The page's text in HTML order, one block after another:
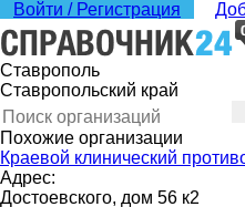
Войти / Регистрация
Ставрополь
Ставропольский край
Похожие организации
Краевой клинический
Адрес:
Достоевского, дом 56 к2